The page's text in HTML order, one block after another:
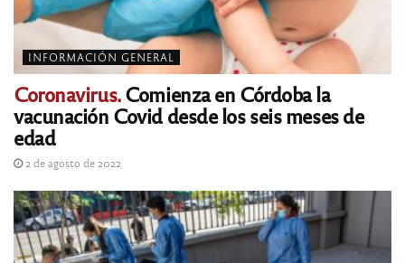
INFORMACIÓN GENERAL
Coronavirus.Comienza en Córdoba la
vacunación Covid desde los seis meses de
edad
2 de agosto de 2022